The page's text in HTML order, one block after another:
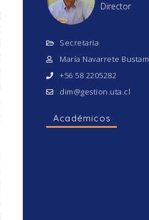
Director
Secretaria
María Navarrete
+56 58 2205282
dim@gestion.uta.cl
Académicos